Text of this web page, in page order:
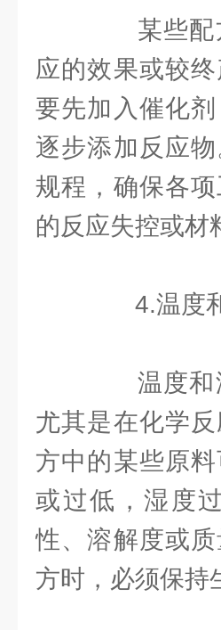
某些配方
应的效果或较
要先加入催化
逐步添加反应
规程，确保各
的反应失控或材
4.温度和
温度和湿
尤其是在化学
方中的某些原
或过低，湿度
性、溶解度或
方时，必须保持